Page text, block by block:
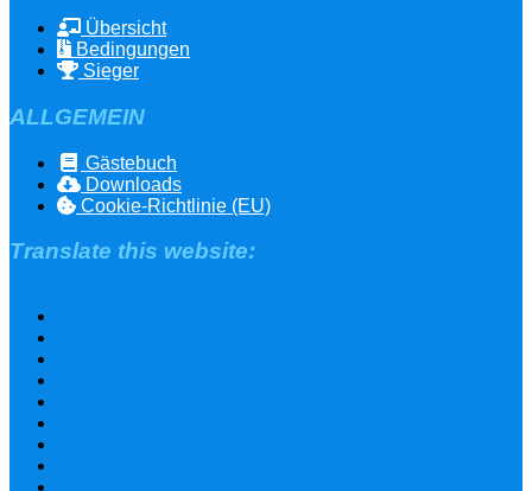
Übersicht
Bedingungen
Sieger
ALLGEMEIN
Gästebuch
Downloads
Cookie-Richtlinie (EU)
Translate this website: